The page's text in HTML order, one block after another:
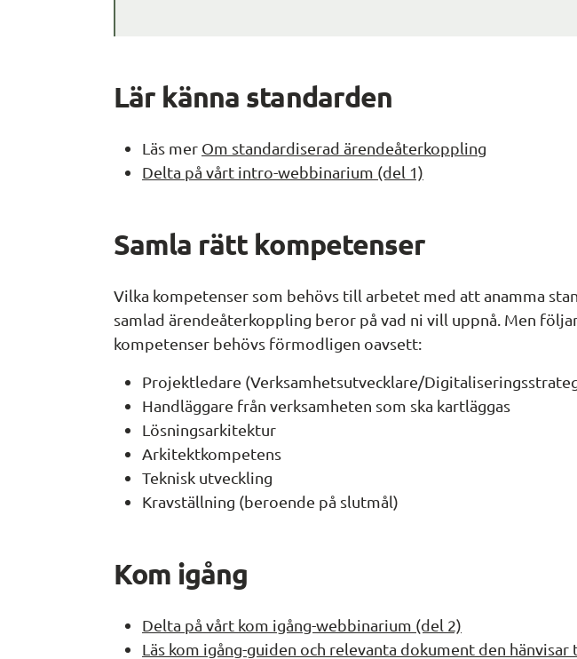
Lär känna standarden
Läs mer Om standardiserad ärendeåterkoppling
Delta på vårt intro-webbinarium (del 1)
Samla rätt kompetenser
Vilka kompetenser som behövs till arbetet med att anamma
samlad ärendeåterkoppling beror på vad ni vill uppnå. Men
kompetenser behövs förmodligen oavsett:
Projektledare (Verksamhetsutvecklare/
Handläggare från verksamheten som ska kartläggas
Lösningsarkitektur
Arkitektkompetens
Teknisk utveckling
Kravställning (beroende på slutmål)
Kom igång
Delta på vårt kom igång-webbinarium (del 2)
Läs kom igång-guiden och relevanta dokument den hänvisar